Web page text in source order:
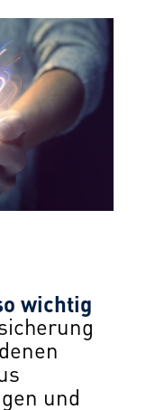
wichtig
und